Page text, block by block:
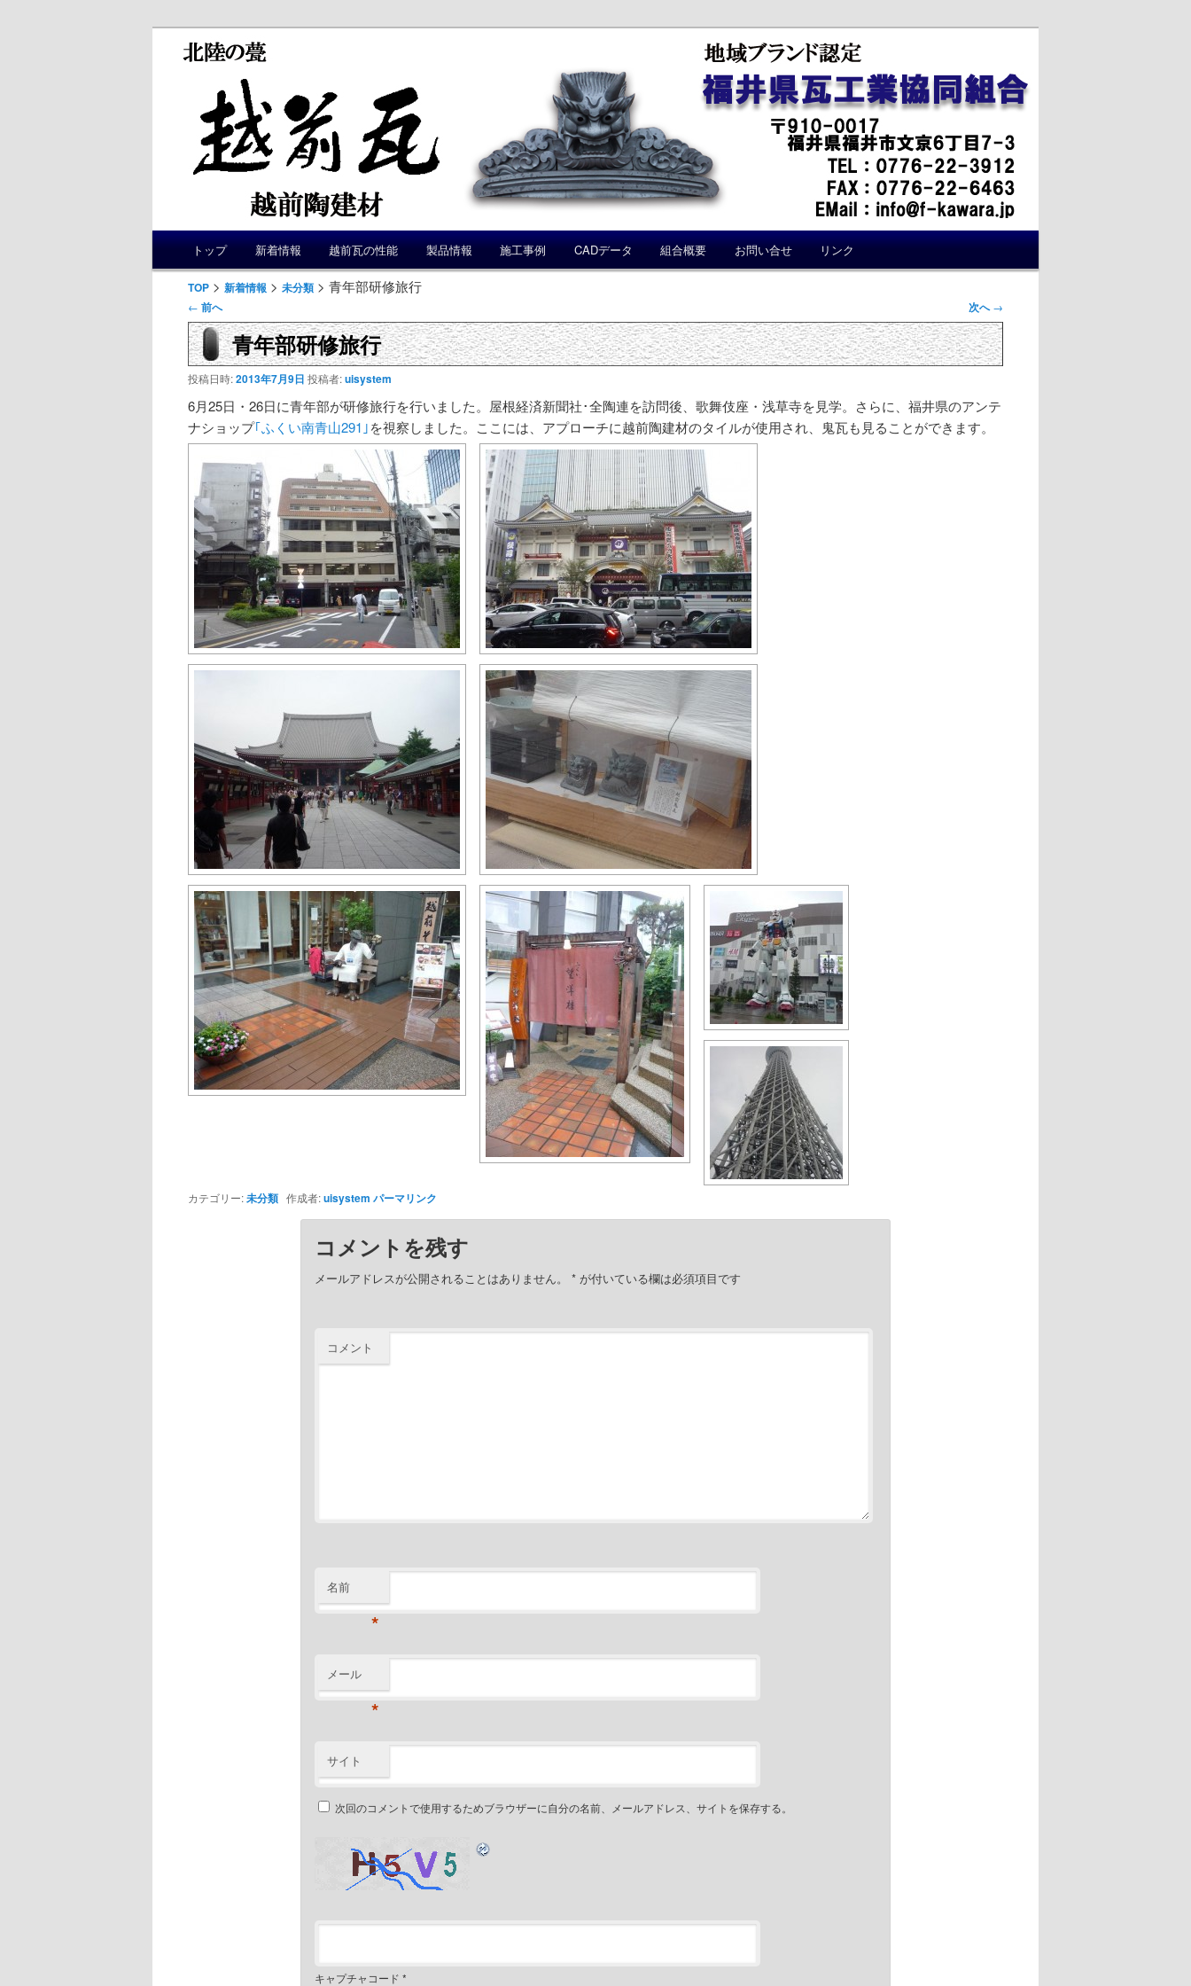
メ
メ
イ
ン
コ
ン
ン
ツ
移
サ
ブ
コ
ン
テ
ツ
へ
動
トップ 新着情報 越前瓦の性能 製品情報 施工事例 CADデータ 組合概要 お問い合せ リンク
TOP > 新着情報 > 未分類 > 青年部研修旅行
投
稿
ナ
ビ
ゲ
ー
シ
ン
← 前へ 次へ→
青年部研修旅行
投稿日時:2013年7月9日 投稿者:uisystem
6月25日・26日に青年部が研修旅行を行いました。屋根経済新聞社･全陶連を訪問後、歌舞伎座・浅草寺を見学。さらに、福井県のアンテ
ナショップ｢ふくい南青山291｣を視察しました。ここには、アプローチに越前陶建材のタイルが使用され、鬼瓦も見ることができます。
カテゴリー:未分類 作成者:uisystem パーマリンク
コメントを残す
メールアドレスが公開されることはありません。 * が付いている欄は必須項目です
コメント
名前
*
メール
*
サイト
次回のコメントで使用するためブラウザーに自分の名前、メールアドレス、サイトを保存する。
キャプチャコード *